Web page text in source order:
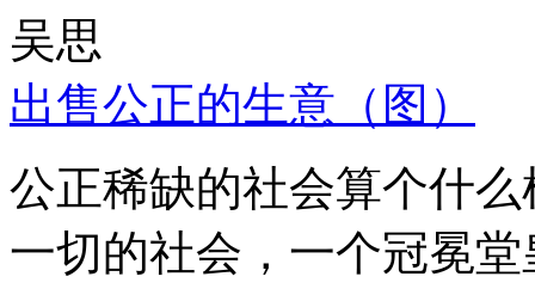
吴思
出售公正的生意（图）
公正稀缺的社会算个什
一切的社会，一个冠冕